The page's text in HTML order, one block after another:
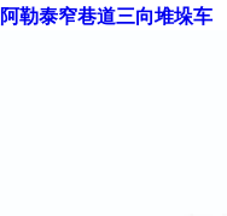
阿勒泰窄巷道三向堆垛车